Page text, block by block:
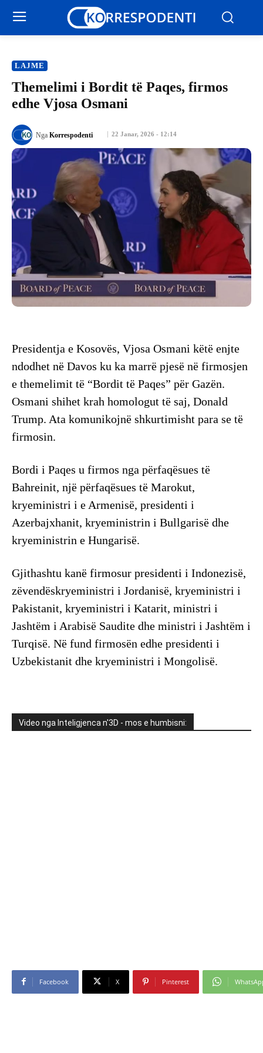
LAJME
Themelimi i Bordit të Paqes, firmos
edhe Vjosa Osmani
22 Janar, 2026 - 12:14
Nga Korrespodenti
Presidentja e Kosovës, Vjosa Osmani këtë enjte
ndodhet në Davos ku ka marrë pjesë në firmosjen
e themelimit të “Bordit të Paqes” për Gazën.
Osmani shihet krah homologut të saj, Donald
Trump. Ata komunikojnë shkurtimisht para se të
firmosin.
Bordi i Paqes u firmos nga përfaqësues të
Bahreinit, një përfaqësues të Marokut,
kryeministri i e Armenisë, presidenti i
Azerbajxhanit, kryeministrin i Bullgarisë dhe
kryeministrin e Hungarisë.
Gjithashtu kanë firmosur presidenti i Indonezisë,
zëvendëskryeministri i Jordanisë, kryeministri i
Pakistanit, kryeministri i Katarit, ministri i
Jashtëm i Arabisë Saudite dhe ministri i Jashtëm i
Turqisë. Në fund firmosën edhe presidenti i
Uzbekistanit dhe kryeministri i Mongolisë.
Video nga Inteligjenca n'3D - mos e humbisni:
Facebook X Pinterest